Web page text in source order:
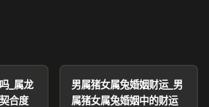
_属龙
合度
男属猪女属兔婚姻财运_男
属猪女属兔婚姻中的财运